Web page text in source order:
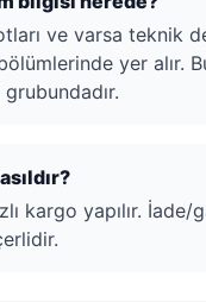
ve varsa teknik
yer alır.
kargo yapılır. İade/